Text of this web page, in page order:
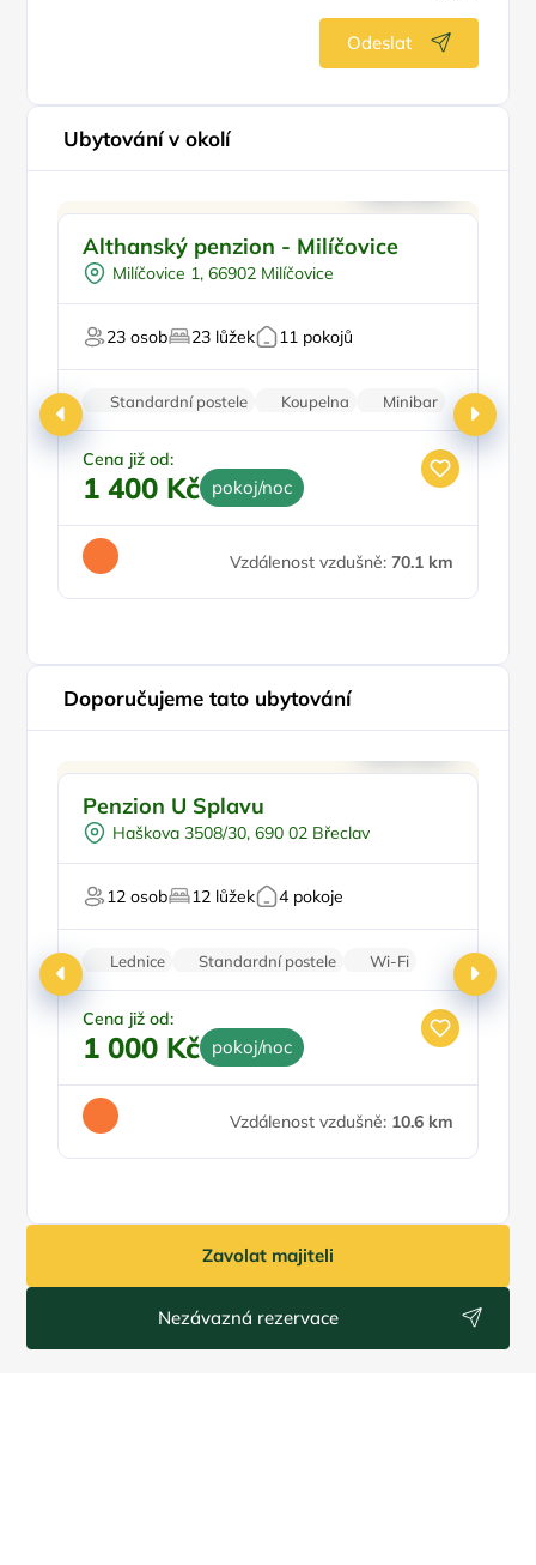
Odeslat
Ubytování v okolí
Snídaně
Pro turisty
Althanský penzion - Milíčovice
Milíčovice 1, 66902 Milíčovice
23 osob 23 lůžek 11 pokojů
Standardní postele Koupelna
Minibar
Parkování zdarma
Cena již od:
1 400 Kč pokoj/noc
Vzdálenost vzdušně: 70.1 km
Doporučujeme tato ubytování
Sauna
Vodní sporty
Tenis
Badminton
Penzion U Splavu
Haškova 3508/30, 690 02 Břeclav
12 osob 12 lůžek 4 pokoje
Lednice Standardní postele
Wi-Fi
Koupelna
Nekuřácký objekt
Cena již od:
1 000 Kč pokoj/noc
Vzdálenost vzdušně: 10.6 km
Zavolat majiteli
Nezávazná rezervace